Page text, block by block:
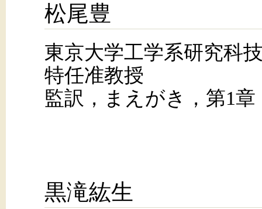
松尾豊
東京大学工学系研究科
特任准教授
監訳，まえがき，第1章
黒滝紘生